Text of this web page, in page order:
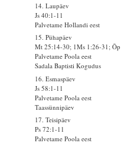
14. Laupäev
Js 40:1-11
Palvetame Hollandi eest
15. Pühapäev
Mt 25:14-30; 1Ms 1:26-31;
Palvetame Poola eest
Sadala Baptisti Kogudus
16. Esmaspäev
Js 58:1-11
Palvetame Poola eest
Taassünnipäev
17. Teisipäev
Ps 72:1-11
Palvetame Poola eest